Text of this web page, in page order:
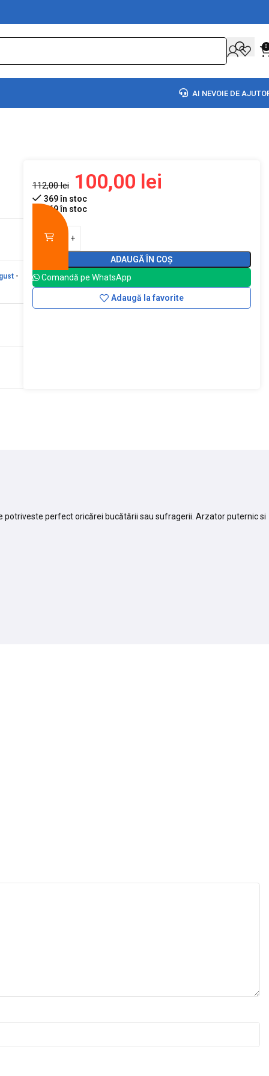
0
AI NEVOIE DE
-
112,00lei 100,00 lei
369 în stoc
369 în stoc
ADAUGĂ ÎN COȘ
Comandă pe WhatsApp
Adaugă la favorite
potriveste perfect oricărei bucătării sau sufragerii. Arzator puternic si